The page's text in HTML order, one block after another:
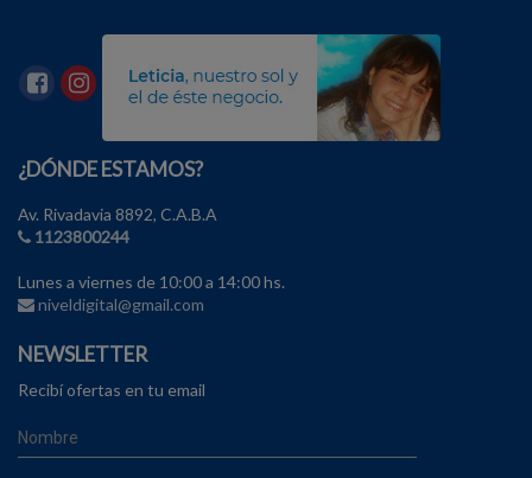
¿DÓNDE ESTAMOS?
Av. Rivadavia 8892, C.A.B.A
1123800244
Lunes a viernes de 10:00 a 14:00 hs.
niveldigital@gmail.com
NEWSLETTER
Recibí ofertas en tu email